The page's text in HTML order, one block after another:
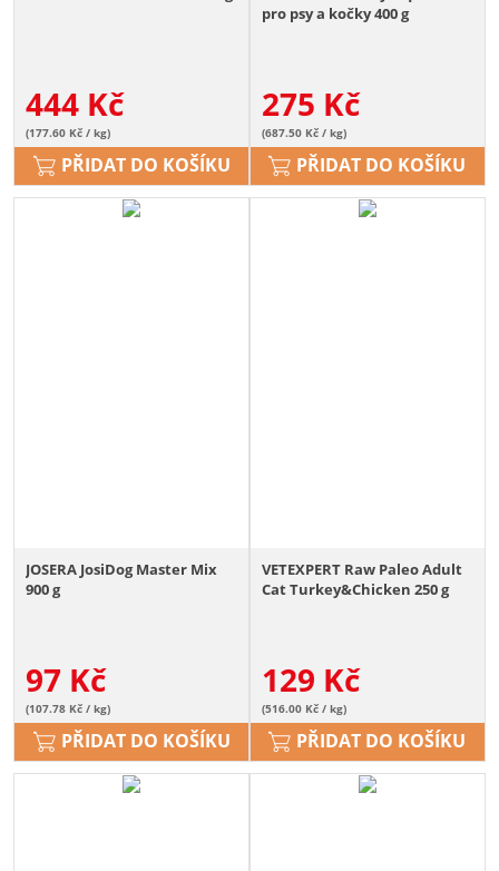
444 Kč
(177.60 Kč / kg)
PŘIDAT DO KOŠÍKU
pro psy a kočky 400 g
275 Kč
(687.50 Kč / kg)
PŘIDAT DO KOŠÍKU
JOSERA JosiDog Master Mix
900 g
97 Kč
(107.78 Kč / kg)
PŘIDAT DO KOŠÍKU
VETEXPERT Raw Paleo Adult
Cat Turkey&Chicken 250 g
129 Kč
(516.00 Kč / kg)
PŘIDAT DO KOŠÍKU